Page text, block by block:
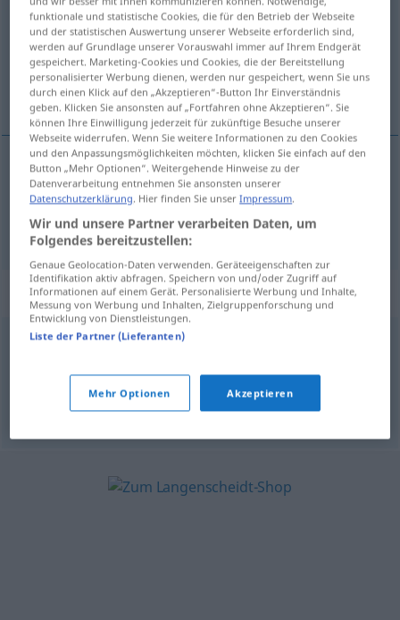
Übersicht aller Übersetzungen
(Für mehr Details die Übersetzung anklicken/antippen)
kleiner Schild, Schutz
kleinerSchildm broquel
Schutz m broquel FIG
Synonyme für "broquel"
protección,amparo,salvaguarda
funktionale und statistische Cookies, die für den Betrieb der Webseite
und der statistischen Auswertung unserer Webseite erforderlich sind,
werden auf Grundlage unserer Vorauswahl immer auf Ihrem Endgerät
gespeichert. Marketing-Cookies und Cookies, die der Bereitstellung
personalisierter Werbung dienen, werden nur gespeichert, wenn Sie uns
durch einen Klick auf den „Akzeptieren“-Button Ihr Einverständnis
geben. Klicken Sie ansonsten auf „Fortfahren ohne Akzeptieren“. Sie
können Ihre Einwilligung jederzeit für zukünftige Besuche unserer
Webseite widerrufen. Wenn Sie weitere Informationen zu den Cookies
und den Anpassungsmöglichkeiten möchten, klicken Sie einfach auf den
Button „Mehr Optionen“. Weitergehende Hinweise zu der
Datenverarbeitung entnehmen Sie ansonsten unserer
Datenschutzerklärung. Hier finden Sie unserImpressum.
Wir und unsere Partner verarbeiten Daten, um
Folgendes bereitzustellen:
Genaue Geolocation-Daten verwenden. Geräteeigenschaften zur
Identifikation aktiv abfragen. Speichern von und/oder Zugriff auf
Informationen auf einem Gerät. Personalisierte Werbung und Inhalte,
Messung von Werbung und Inhalten, Zielgruppenforschung und
Entwicklung von Dienstleistungen.
Liste der Partner (Lieferanten)
Mehr Optionen Akzeptieren